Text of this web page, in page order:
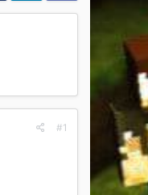
#1